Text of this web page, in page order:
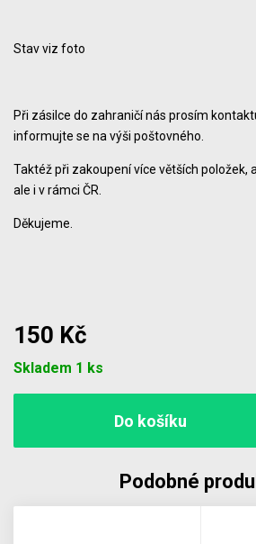
Stav viz foto
Při zásilce do zahraničí nás prosím
informujte se na výši poštovného.
Taktéž při zakoupení více větších položek,
ale i v rámci ČR.
Děkujeme.
150 Kč
Skladem 1 ks
Podobné